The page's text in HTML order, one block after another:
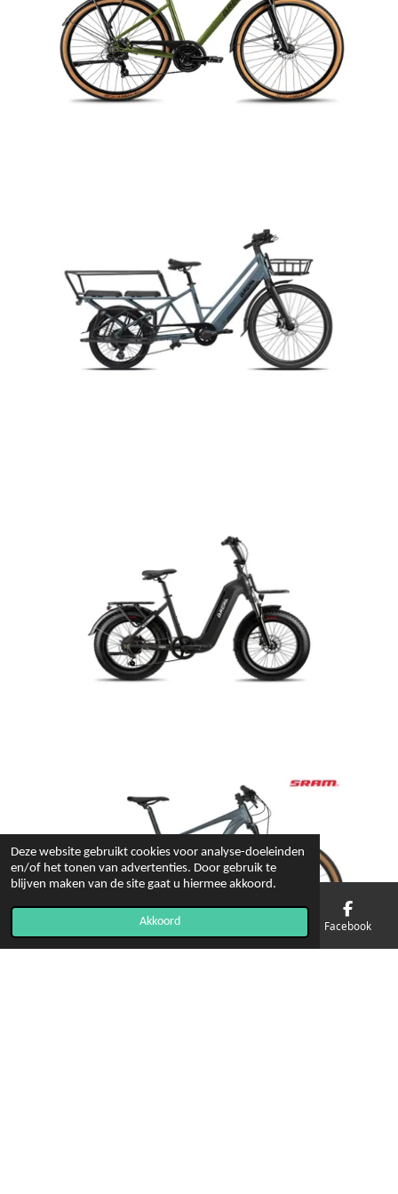
Deze website gebruikt cookies voor analyse-doeleinden
en/of het tonen van advertenties. Door gebruik te
blijven maken van de site gaat u hiermee akkoord.
Akkoord
Telefoonnummer Facebook